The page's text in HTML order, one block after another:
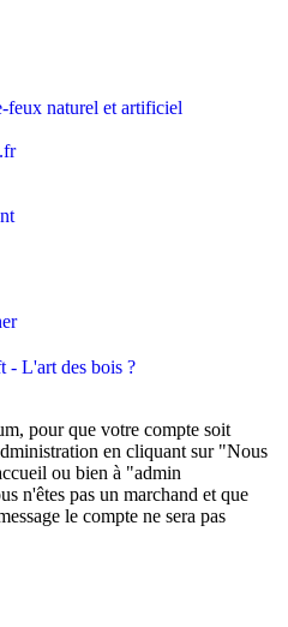
feux naturel et artificiel
- L'art des bois ?
pour que votre compte soit
en cliquant sur "Nous
ou bien à "admin
n'êtes pas un marchand et que
le compte ne sera pas